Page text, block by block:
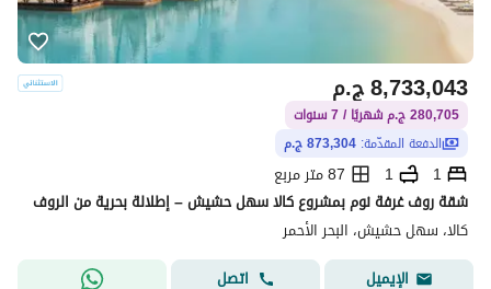
ج.م8,733,043
280,705 ج.م شهريًا / 7 سنوات
الدفعة المقدّمة: 873,304 ج.م
1
1
87 متر مربع
شقة روف غرفة نوم بمشروع كالا سهل حشيش – إطلالة بحرية من الروف
كالا، سهل حشيش، البحر الأحمر
الإيميل
اتصل